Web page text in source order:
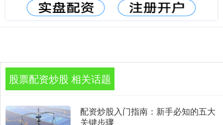
股票配资炒股 相关话题
配资炒股入门指南：新手必知的五大
关键步骤